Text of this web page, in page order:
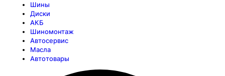
Шины
Диски
АКБ
Шиномонтаж
Автосервис
Масла
Автотовары